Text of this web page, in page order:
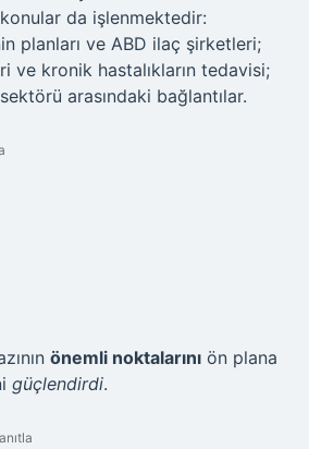
da işlenmektedir:
planları ve ABD ilaç şirketleri;
ve kronik hastalıkların tedavisi;
arasındaki bağlantılar.
önemli noktalarını ön plana
güçlendirdi.